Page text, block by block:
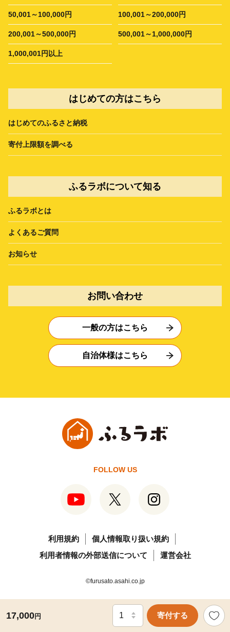
17,000円 寄付する
50,001～100,000円 100,001～200,000円
200,001～500,000円 500,001～1,000,000円
1,000,001円以上
はじめての方はこちら
はじめてのふるさと納税
寄付上限額を調べる
ふるラボについて知る
ふるラボとは
よくあるご質問
お知らせ
お問い合わせ
一般の方はこちら
自治体様はこちら
FOLLOW US
利用規約
個人情報取り扱い規約
利用者情報の外部送信について
運営会社
©furusato.asahi.co.jp